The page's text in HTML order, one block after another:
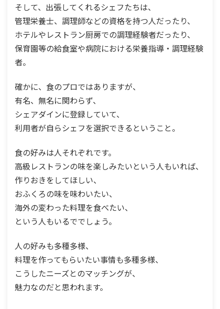
そして、出張してくれるシェフたちは、
管理栄養士、調理師などの資格を持つ人だったり、
ホテルやレストラン厨房での調理経験者だったり、
保育園等の給食室や病院における栄養指導・調理経験
者。
確かに、食のプロではありますが、
有名、無名に関わらず、
シェアダインに登録していて、
利用者が自らシェフを選択できるということ。
食の好みは人それぞれです。
高級レストランの味を楽しみたいという人もいれば、
作りおきをしてほしい、
おふくろの味を味わいたい、
海外の変わった料理を食べたい、
という人もいるででしょう。
人の好みも多種多様、
料理を作ってもらいたい事情も多種多様、
こうしたニーズとのマッチングが、
魅力なのだと思われます。